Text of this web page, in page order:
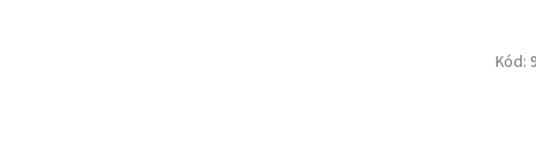
Kód: